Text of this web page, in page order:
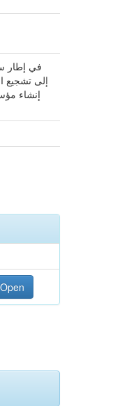
في إطار
إلى تشجيع
إنشاء